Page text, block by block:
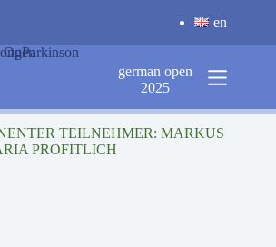
en
german open
2025
TEILNEHMER: MARKUS
PROFITLICH